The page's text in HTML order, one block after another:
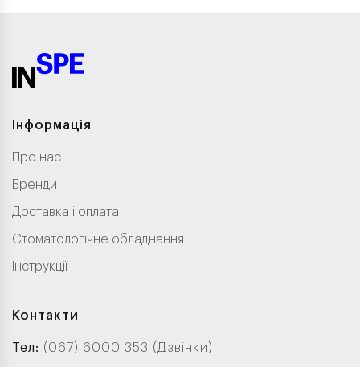
Інформація
Про нас
Бренди
Доставка і оплата
Стоматологічне обладнання
Інструкції
Контакти
Тел: (067) 6000 353 (Дзвінки)